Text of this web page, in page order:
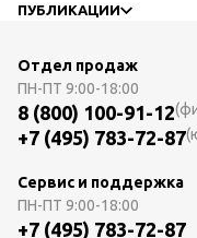
ПУБЛИКАЦИИ
Отдел продаж
ПН-ПТ 9:00-18:00
8 (800) 100-91-12
+7 (495) 783-72-87
Сервис и поддержка
ПН-ПТ 9:00-18:00
+7 (495) 783-72-87